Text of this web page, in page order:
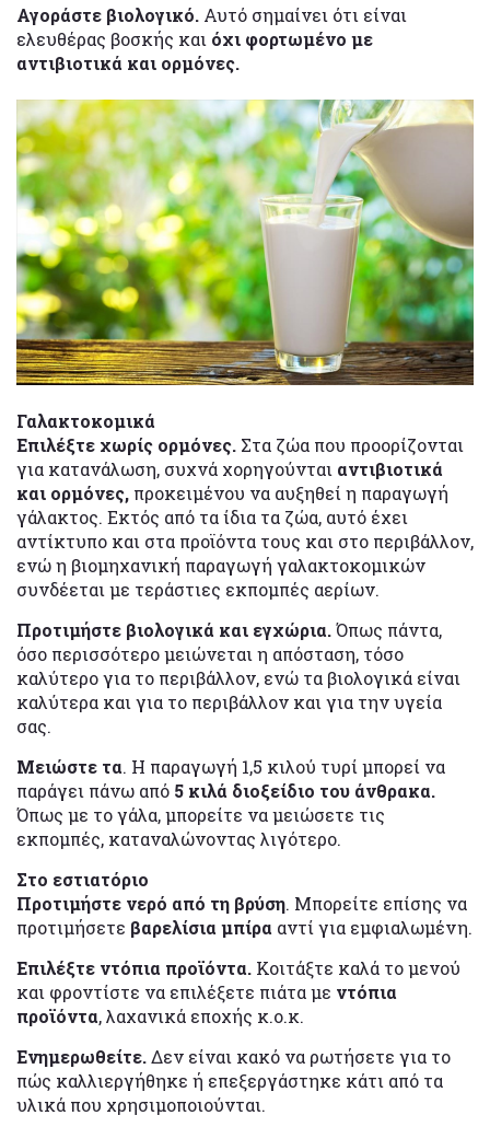
Αγοράστε βιολογικό. Αυτό σημαίνει ότι είναι
ελευθέρας βοσκής και όχι φορτωμένο με
αντιβιοτικά και ορμόνες.
Γαλακτοκομικά
Επιλέξτε χωρίς ορμόνες. Στα ζώα που προορίζονται
για κατανάλωση, συχνά χορηγούνται αντιβιοτικά
και ορμόνες, προκειμένου να αυξηθεί η παραγωγή
γάλακτος. Εκτός από τα ίδια τα ζώα, αυτό έχει
αντίκτυπο και στα προϊόντα τους και στο περιβάλλον,
ενώ η βιομηχανική παραγωγή γαλακτοκομικών
συνδέεται με τεράστιες εκπομπές αερίων.
Προτιμήστε βιολογικά και εγχώρια.Όπως πάντα,
όσο περισσότερο μειώνεται η απόσταση, τόσο
καλύτερο για το περιβάλλον, ενώ τα βιολογικά είναι
καλύτερα και για το περιβάλλον και για την υγεία
σας.
Μειώστε τα. Η παραγωγή 1,5 κιλού τυρί μπορεί να
παράγει πάνω από 5 κιλά διοξείδιο του άνθρακα.
Όπως με το γάλα, μπορείτε να μειώσετε τις
εκπομπές, καταναλώνοντας λιγότερο.
Στο εστιατόριο
Προτιμήστε νερό από τη βρύση. Μπορείτε επίσης να
προτιμήσετε βαρελίσια μπίρα αντί για εμφιαλωμένη.
Επιλέξτε ντόπια προϊόντα. Κοιτάξτε καλά το μενού
και φροντίστε να επιλέξετε πιάτα με ντόπια
προϊόντα, λαχανικά εποχής κ.ο.κ.
Ενημερωθείτε.Δεν είναι κακό να ρωτήσετε για το
πώς καλλιεργήθηκε ή επεξεργάστηκε κάτι από τα
υλικά που χρησιμοποιούνται.